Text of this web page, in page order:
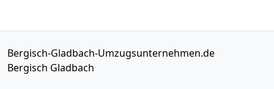
Bergisch-Gladbach-Umzugsunternehmen.de
Bergisch Gladbach